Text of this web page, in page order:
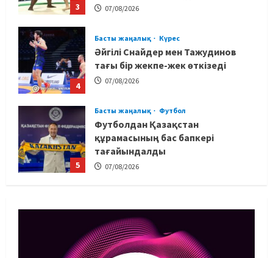
3 07/08/2026
4
Басты жаңалық Күрес
Әйгілі Снайдер мен Тажудинов
тағы бір жекпе-жек өткізеді
07/08/2026
5
Басты жаңалық Футбол
Футболдан Қазақстан
құрамасының бас бапкері
тағайындалды
07/08/2026
1
менеджері Арман Әшімов жайлы
жағымсыз оқиғаны айтты
07/08/2026